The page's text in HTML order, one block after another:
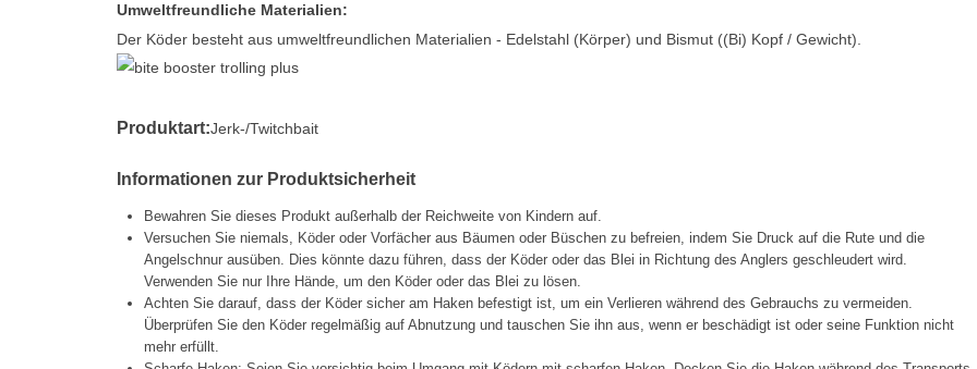
Umweltfreundliche Materialien:
Der Köder besteht aus umweltfreundlichen Materialien - Edelstahl (Körper) und Bismut ((Bi) Kopf / Gewicht).
Produktart:Jerk-/Twitchbait
Informationen zur Produktsicherheit
Bewahren Sie dieses Produkt außerhalb der Reichweite von Kindern auf.
Versuchen Sie niemals, Köder oder Vorfächer aus Bäumen oder Büschen zu befreien, indem Sie Druck auf die Rute und die
Angelschnur ausüben. Dies könnte dazu führen, dass der Köder oder das Blei in Richtung des Anglers geschleudert wird.
Verwenden Sie nur Ihre Hände, um den Köder oder das Blei zu lösen.
Achten Sie darauf, dass der Köder sicher am Haken befestigt ist, um ein Verlieren während des Gebrauchs zu vermeiden.
Überprüfen Sie den Köder regelmäßig auf Abnutzung und tauschen Sie ihn aus, wenn er beschädigt ist oder seine Funktion nicht
mehr erfüllt.